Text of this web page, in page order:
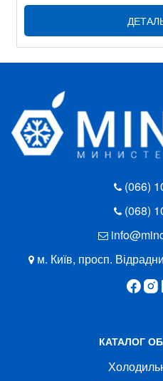
(066)
(068)
м. Київ, просп.
КАТАЛОГ